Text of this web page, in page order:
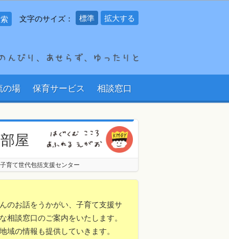
文字のサイズ： 標準 拡大する
の場 保育サービス 相談窓口
屋
子育て世代包括支援センター
のお話をうかがい、子育て支援サ
相談窓口のご案内をいたします。
域の情報も提供していきます。